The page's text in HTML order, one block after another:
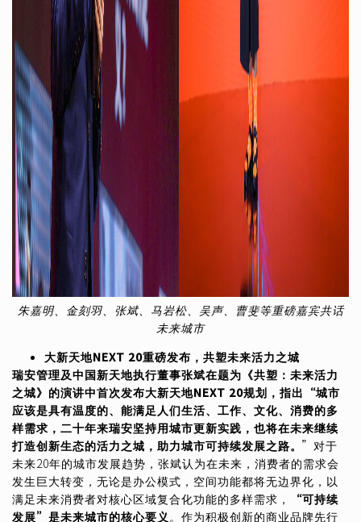
朱嘉明、金刻羽、张斌、马岩松、吴声、曹斐等重磅嘉宾共话
未来城市
大新天地NEXT 20重磅发布，共塑未来活力之城
瑞安管理及中国新天地执行董事张斌在题为《共塑：未来活力
之城》的演讲中首次发布大新天地NEXT 20规划，指出“城市
应该是具有温度的、能满足人们生活、工作、文化、消费的多
样需求，二十年来瑞安坚持用城市更新实践，也将在未来继续
打造创新生态的活力之城，助力城市可持续发展之路。 ”对于
未来20年的城市发展趋势，张斌认为在未来，消费者的需求会
发生巨大转变，无论是办公模式，空间功能都将无边界化，以
满足未来消费者对核心区域复合化功能的多样需求，
“可持续
发展”是未来城市的核心要义。作为积极创新的商业品牌先行